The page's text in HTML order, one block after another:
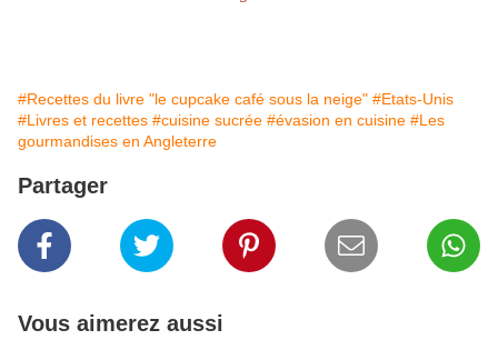
#Recettes du livre "le cupcake café sous la neige" #Etats-Unis
#Livres et recettes #cuisine sucrée #évasion en cuisine #Les
gourmandises en Angleterre
Partager
Vous aimerez aussi